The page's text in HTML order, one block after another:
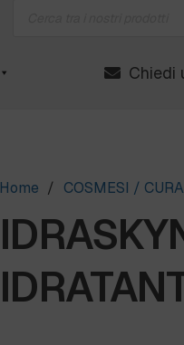
Chiedi
Home / COSMESI /